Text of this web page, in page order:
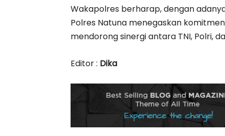
Wakapolres berharap, dengan
Polres Natuna menegaskan
mendorong sinergi antara TNI, Polri,
Editor : Dika